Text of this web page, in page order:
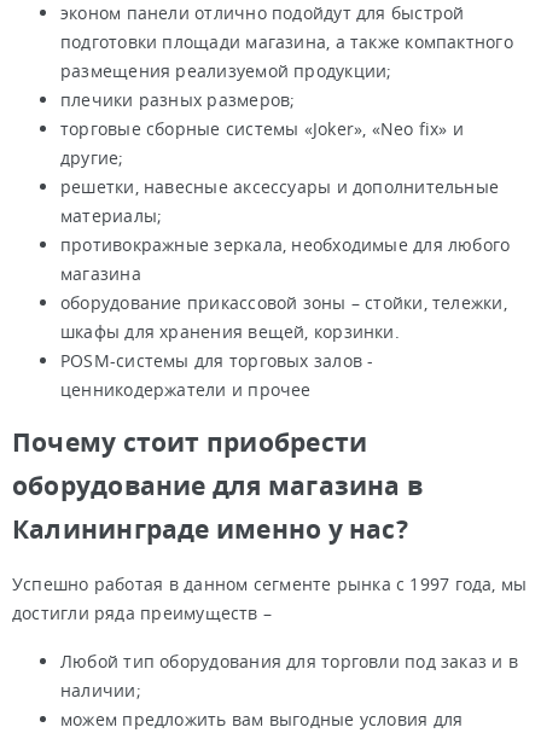
эконом панели отлично подойдут для быстрой
подготовки площади магазина, а также компактного
размещения реализуемой продукции;
плечики разных размеров;
торговые сборные системы «Joker», «Neo fix» и
другие;
решетки, навесные аксессуары и дополнительные
материалы;
противокражные зеркала, необходимые для любого
магазина
оборудование прикассовой зоны – стойки, тележки,
шкафы для хранения вещей, корзинки.
POSM-системы для торговых залов -
ценникодержатели и прочее
Почему стоит приобрести
оборудование для магазина в
Калининграде именно у нас?
Успешно работая в данном сегменте рынка с 1997 года, мы
достигли ряда преимуществ –
Любой тип оборудования для торговли под заказ и в
наличии;
можем предложить вам выгодные условия для